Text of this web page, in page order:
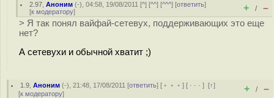
2.97 ,Аноним (-), 04:58, 19/08/2011 [^] [^^] [^^^] [ответить]
[к модератору] + / –
> Я так понял вайфай-сетевух, поддерживающих это еще
нет?
А сетевухи и обычной хватит ;)
1.9 ,Аноним (-), 21:48, 17/08/2011 [ответить] [ ﹢﹢﹢] [ · · ·][↑]
[к модератору] + / –